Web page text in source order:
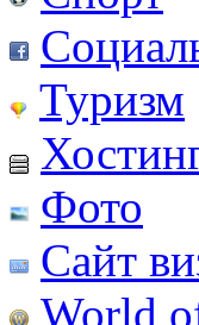
Туризм
Фото
Сайт
World